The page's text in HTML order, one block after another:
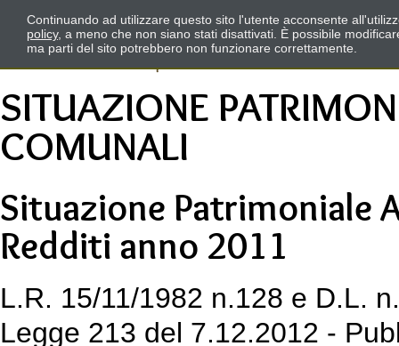
SITUAZIONE
COMUNALI
Situazione Patrimoniale
Redditi anno 2011
L.R. 15/11/1982 n.128 e D.L.
Legge 213 del 7.12.2012 -
Continuando ad utilizzare questo sito l'utente acconsente
policy, a meno che non siano stati disattivati. È possibile
ma parti del sito potrebbero non funzionare correttamente.